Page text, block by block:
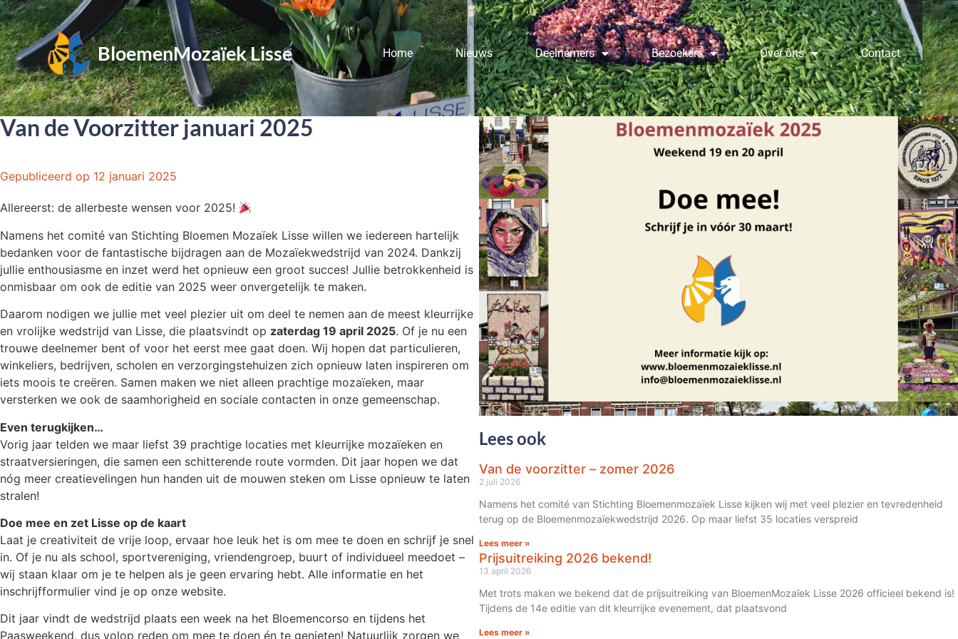
BloemenMozaïek Lisse Home Nieuws Deelnemers Bezoekers Over ons Contact
Van de Voorzitter januari 2025
Gepubliceerd op 12 januari 2025
Allereerst: de allerbeste wensen voor 2025!
Namens het comité van Stichting Bloemen Mozaïek Lisse willen we iedereen hartelijk
bedanken voor de fantastische bijdragen aan de Mozaïekwedstrijd van 2024. Dankzij
jullie enthousiasme en inzet werd het opnieuw een groot succes! Jullie betrokkenheid is
onmisbaar om ook de editie van 2025 weer onvergetelijk te maken.
Daarom nodigen we jullie met veel plezier uit om deel te nemen aan de meest kleurrijke
en vrolijke wedstrijd van Lisse, die plaatsvindt op zaterdag 19 april 2025. Of je nu een
trouwe deelnemer bent of voor het eerst mee gaat doen. Wij hopen dat particulieren,
winkeliers, bedrijven, scholen en verzorgingstehuizen zich opnieuw laten inspireren om
iets moois te creëren. Samen maken we niet alleen prachtige mozaïeken, maar
versterken we ook de saamhorigheid en sociale contacten in onze gemeenschap.
Even terugkijken…
Vorig jaar telden we maar liefst 39 prachtige locaties met kleurrijke mozaïeken en
straatversieringen, die samen een schitterende route vormden. Dit jaar hopen we dat
nóg meer creatievelingen hun handen uit de mouwen steken om Lisse opnieuw te laten
stralen!
Doe mee en zet Lisse op de kaart
Laat je creativiteit de vrije loop, ervaar hoe leuk het is om mee te doen en schrijf je snel
in. Of je nu als school, sportvereniging, vriendengroep, buurt of individueel meedoet –
wij staan klaar om je te helpen als je geen ervaring hebt. Alle informatie en het
inschrijfformulier vind je op onze website.
Dit jaar vindt de wedstrijd plaats een week na het Bloemencorso en tijdens het
Paasweekend, dus volop reden om mee te doen én te genieten! Natuurlijk zorgen we
Lees ook
Van de voorzitter – zomer 2026
2 juli 2026
Namens het comité van Stichting Bloemenmozaïek Lisse kijken wij met veel plezier en tevredenheid
terug op de Bloemenmozaïekwedstrijd 2026. Op maar liefst 35 locaties verspreid
Lees meer »
Prijsuitreiking 2026 bekend!
13 april 2026
Met trots maken we bekend dat de prijsuitreiking van BloemenMozaïek Lisse 2026 officieel bekend is!
Tijdens de 14e editie van dit kleurrijke evenement, dat plaatsvond
Lees meer »